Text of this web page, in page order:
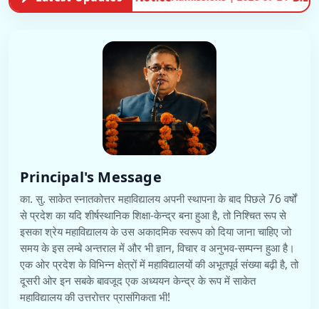
Principal's Message
का. सु. साकेत स्नातकोत्तर महाविद्यालय अपनी स्थापना के बाद पिछले 76 वर्षों
से प्रदेश का यदि शीर्षस्थानिक शिक्षा-केन्द्र बना हुआ है, तो निश्चित रूप से
इसका श्रेय महाविद्यालय के उस अकादमिक स्वरूप को दिया जाना चाहिए जो
समय के इस लम्बे अन्तराल में और भी ज्ञान, विचार व अनुभव-सम्पन्न हुआ है।
एक ओर प्रदेश के विभिन्न क्षेत्रों में महाविद्यालयों की अभूतपूर्व संख्या बढ़ी है, तो
दूसरी ओर इन सबके बावजूद एक अध्ययन केन्द्र के रूप में साकेत
महाविद्यालय की उत्तरोत्तर प्रासंगिकता भी!